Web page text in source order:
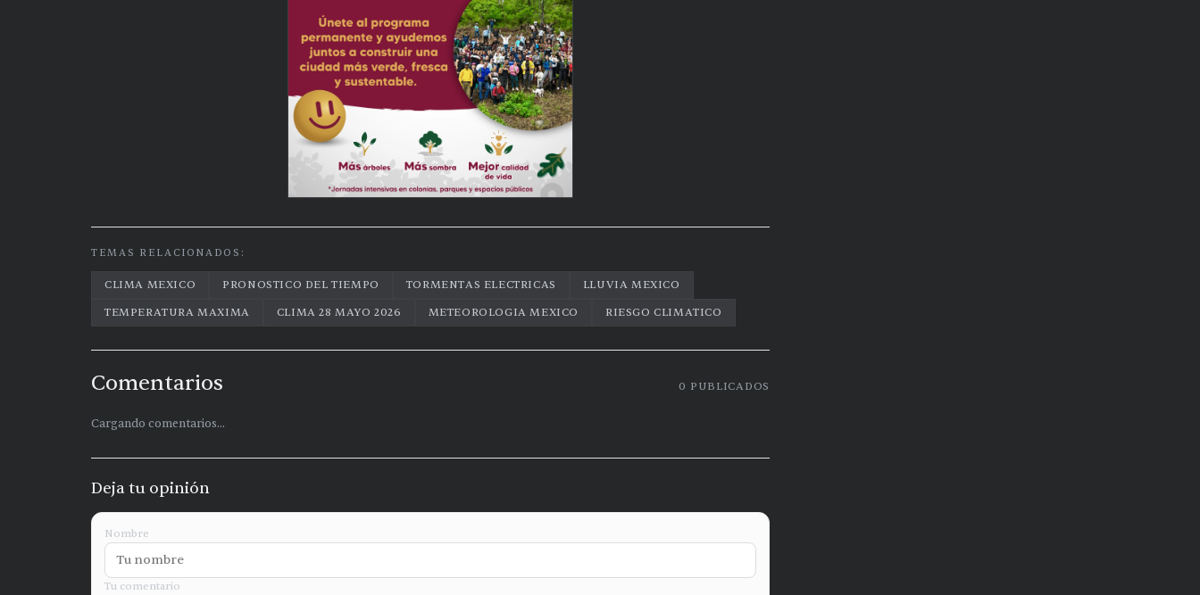
TEMAS RELACIONADOS:
CLIMA MEXICO PRONOSTICO DEL TIEMPO TORMENTAS ELECTRICAS
LLUVIA MEXICO
TEMPERATURA MAXIMA
CLIMA 28 MAYO 2026 METEOROLOGIA MEXICO RIESGO CLIMATICO
Comentarios 0 PUBLICADOS
Cargando comentarios...
Deja tu opinión
Nombre
Tu comentario